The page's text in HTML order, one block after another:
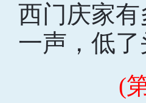
西门庆家
一声，低了
(